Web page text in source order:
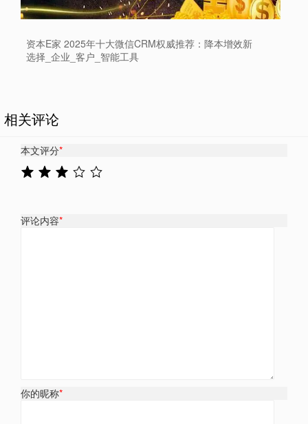
资本E家 2025年十大微信CRM权威推荐：降本增效新
选择_企业_客户_智能工具
相关评论
本文评分*
评论内容*
你的昵称*